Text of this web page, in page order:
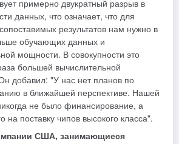
примерно двукратный разрыв в
данных, что означает, что для
результатов нам нужно в
обучающих данных и
мощности. В совокупности это
большей вычислительной
добавил: "У нас нет планов по
в ближайшей перспективе. Нашей
не было финансирование, а
на поставку чипов высокого класса".
США, занимающиеся